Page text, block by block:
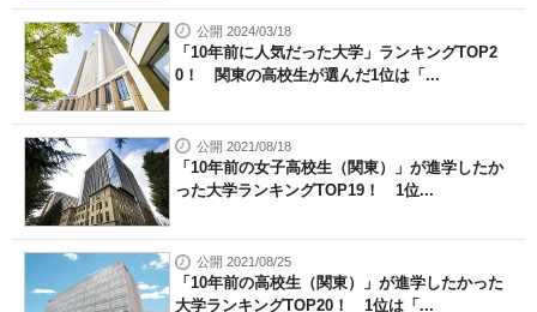
公開 2024/03/18
「10年前に人気だった大学」ランキングTOP2
0！ 関東の高校生が選んだ1位は「...
公開 2021/08/18
「10年前の女子高校生（関東）」が進学したか
った大学ランキングTOP19！ 1位...
公開 2021/08/25
「10年前の高校生（関東）」が進学したかった
大学ランキングTOP20！ 1位は「...